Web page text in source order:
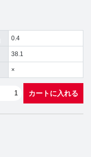
0.4
38.1
×
カートに入れる